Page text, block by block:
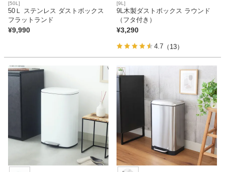
寝具
ファブリック
カーテン
マット
[50L]
50Ｌ ステンレス ダストボックス
フラットランド
¥9,990
[9L]
9L木製ダストボックス ラウンド
（フタ付き）
¥3,290
4.7 （13）